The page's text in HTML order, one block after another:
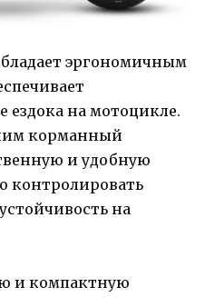
эргономичным
на мотоцикле.
корманный
и удобную
контролировать
на
и компактную